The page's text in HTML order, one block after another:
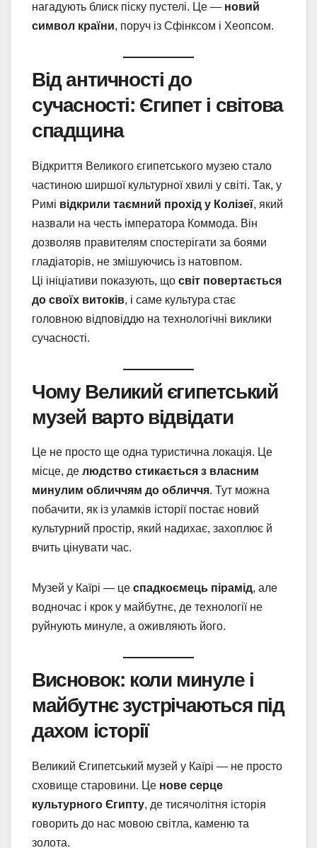
нагадують блиск піску пустелі. Це — новий
символ країни, поруч із Сфінксом і Хеопсом.
Від античності до
сучасності: Єгипет і світова
спадщина
Відкриття Великого єгипетського музею стало
частиною ширшої культурної хвилі у світі. Так, у
Римі відкрили таємний прохід у Колізеї, який
назвали на честь імператора Коммода. Він
дозволяв правителям спостерігати за боями
гладіаторів, не змішуючись із натовпом.
Ці ініціативи показують, що світ повертається
до своїх витоків, і саме культура стає
головною відповіддю на технологічні виклики
сучасності.
Чому Великий єгипетський
музей варто відвідати
Це не просто ще одна туристична локація. Це
місце, де людство стикається з власним
минулим обличчям до обличчя. Тут можна
побачити, як із уламків історії постає новий
культурний простір, який надихає, захоплює й
вчить цінувати час.
Музей у Каїрі — це спадкоємець пірамід, але
водночас і крок у майбутнє, де технології не
руйнують минуле, а оживляють його.
Висновок: коли минуле і
майбутнє зустрічаються під
дахом історії
Великий Єгипетський музей у Каїрі — не просто
сховище старовини. Це нове серце
культурного Єгипту, де тисячолітня історія
говорить до нас мовою світла, каменю та
золота.